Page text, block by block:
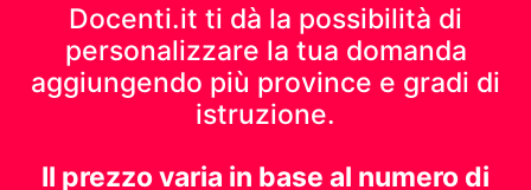
Docenti.it ti dà la possibilità di
personalizzare la tua domanda
aggiungendo più province e gradi di
istruzione.
Il prezzo varia in base al numero di